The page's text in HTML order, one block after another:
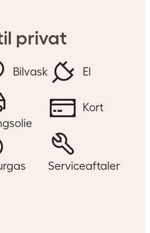
privat
Bilvask El
Kort
Serviceaftaler